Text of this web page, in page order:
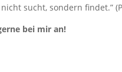
sucht, sondern findet.”
bei mir an!